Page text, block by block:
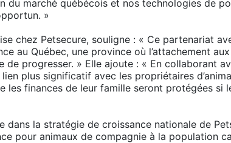
du marché québécois et nos technologies de
»
chez Petsecure, souligne : « Ce partenariat
au Québec, une province où l’attachement
de progresser. » Elle ajoute : « En collaborant
plus significatif avec les propriétaires
les finances de leur famille seront protégées si
la stratégie de croissance nationale de
pour animaux de compagnie à la population